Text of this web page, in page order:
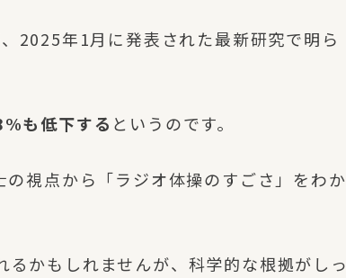
2025年1月に発表された最新研究で明ら
も低下する というのです。
視点から「ラジオ体操のすごさ」をわか
るかもしれませんが、科学的な根拠がしっ